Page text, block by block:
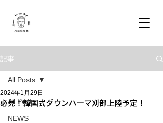
記事
All Posts
NEWS
All Posts
必見！韓国式ダウンパーマ刈部上陸予定！
2024年1月29日